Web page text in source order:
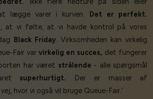
lægge varer i kurven.
Det er perfekt.
at vi følte, at vi havde kontrol på vores
Black Friday. Virksomheden kan virkelig
Fair varvirkelig en succes, det fungerer
har været strålende - alle spørgsmål
superhurtigt. Der er masser af
hvor vi også vil bruge Queue-Fair.’